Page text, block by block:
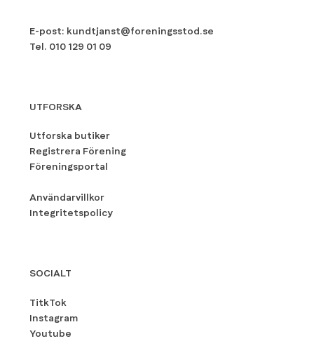
E-post: kundtjanst@foreningsstod.se
Tel. 010 129 01 09
UTFORSKA
Utforska butiker
Registrera Förening
Föreningsportal
Användarvillkor
Integritetspolicy
SOCIALT
TitkTok
Instagram
Youtube